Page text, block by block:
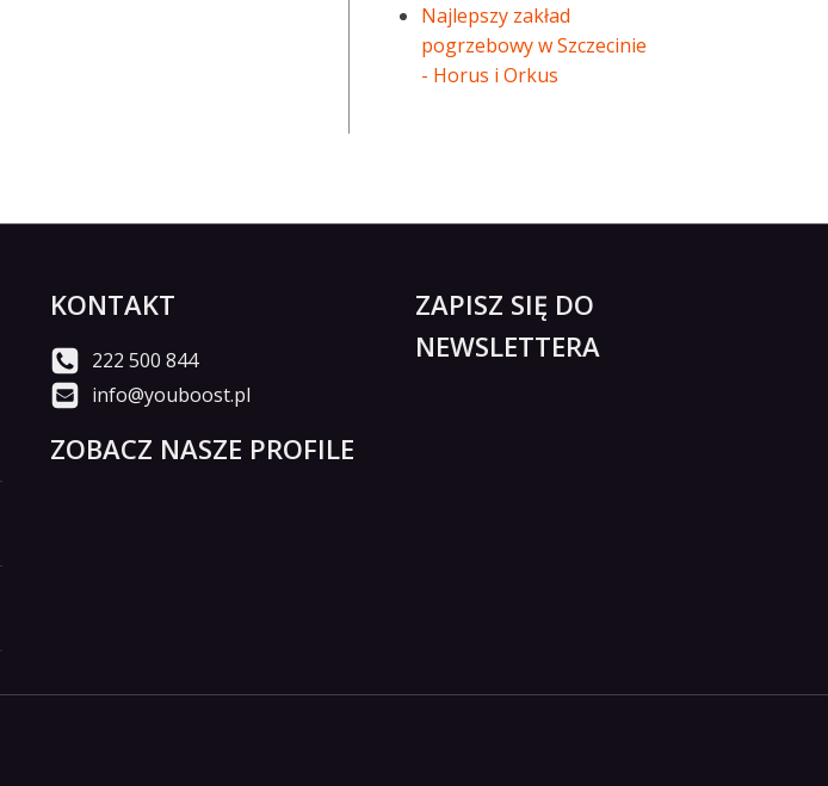
Najlepszy zakład
pogrzebowy w Szczecinie
- Horus i Orkus
KONTAKT
222 500 844
info@youboost.pl
ZOBACZ NASZE PROFILE
ZAPISZ SIĘ DO
NEWSLETTERA